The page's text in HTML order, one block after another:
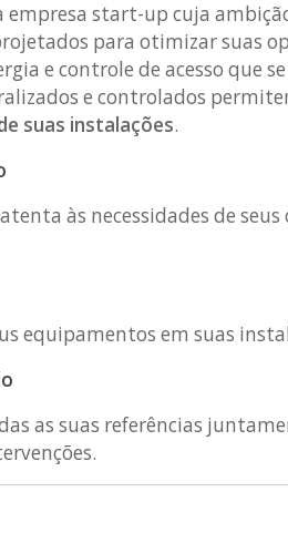
empresa start-up cuja
para otimizar suas
e controle de acesso que
e controlados
suas instalações.
às necessidades de
equipamentos em suas
as suas referências